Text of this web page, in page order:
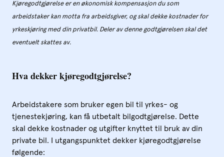
Kjøregodtgjørelse er en økonomisk kompensasjon du som
arbeidstaker kan motta fra arbeidsgiver, og skal dekke kostnader for
yrkeskjøring med din privatbil. Deler av denne godtgjørelsen skal det
eventuelt skattes av.
Hva dekker kjøregodtgjørelse?
Arbeidstakere som bruker egen bil til yrkes- og
tjenestekjøring, kan få utbetalt bilgodtgjørelse. Dette
skal dekke kostnader og utgifter knyttet til bruk av din
private bil. I utgangspunktet dekker kjøregodtgjørelse
følgende: